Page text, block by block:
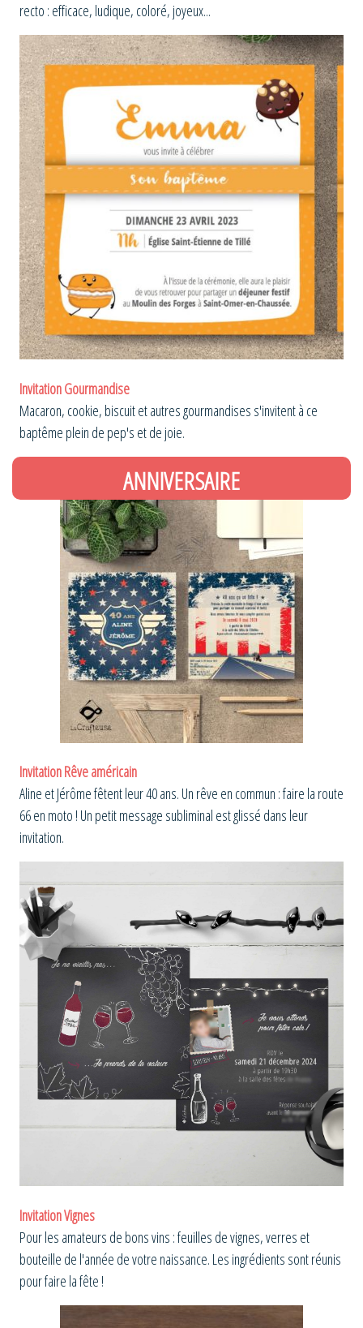
recto : efficace, ludique, coloré, joyeux...
Invitation Gourmandise
Macaron, cookie, biscuit et autres gourmandises s'invitent à ce
baptême plein de pep's et de joie.
ANNIVERSAIRE
Invitation Rêve américain
Aline et Jérôme fêtent leur 40 ans. Un rêve en commun : faire la route
66 en moto ! Un petit message subliminal est glissé dans leur
invitation.
Invitation Vignes
Pour les amateurs de bons vins : feuilles de vignes, verres et
bouteille de l'année de votre naissance. Les ingrédients sont réunis
pour faire la fête !